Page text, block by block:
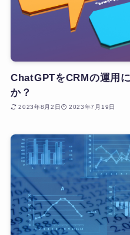
ChatGPTをCRMの運用
か？
2023年8月2日 2023年7月19日